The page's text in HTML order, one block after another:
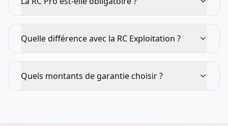
Quelle différence avec la RC Exploitation ?
Quels montants de garantie choisir ?